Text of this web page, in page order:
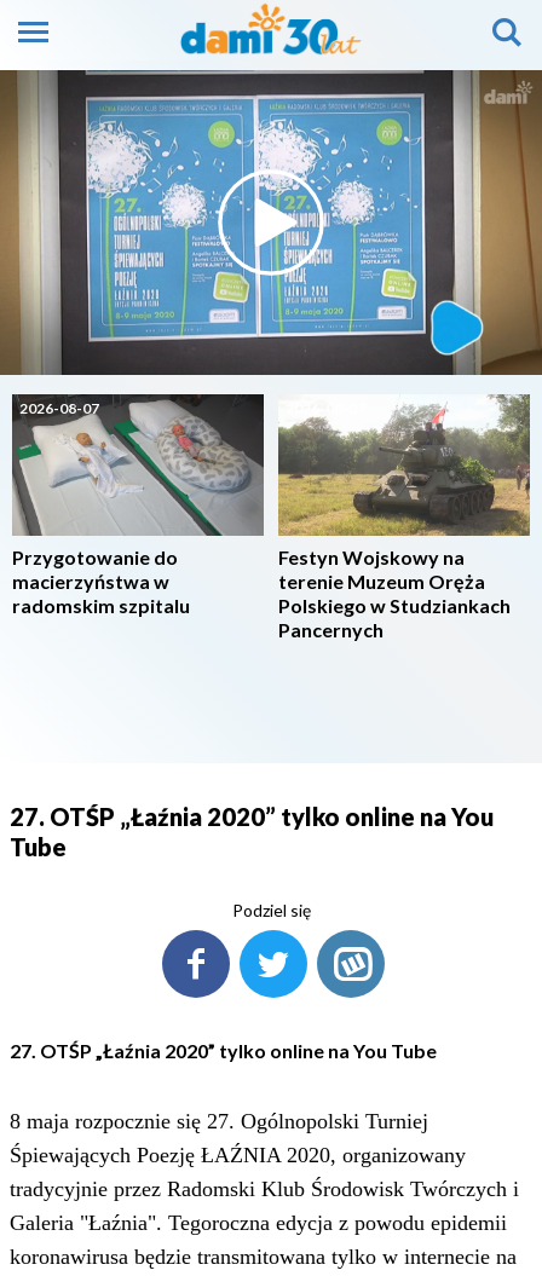
2026-08-07
Przygotowanie do
macierzyństwa w
radomskim szpitalu
Festyn Wojskowy na
terenie Muzeum Oręża
Polskiego w Studziankach
Pancernych
27. OTŚP „Łaźnia 2020” tylko online na You
Tube
Podziel się
27. OTŚP „Łaźnia 2020” tylko online na You Tube
8 maja rozpocznie się 27. Ogólnopolski Turniej
Śpiewających Poezję ŁAŹNIA 2020, organizowany
tradycyjnie przez Radomski Klub Środowisk Twórczych i
Galeria "Łaźnia". Tegoroczna edycja z powodu epidemii
koronawirusa będzie transmitowana tylko w internecie na